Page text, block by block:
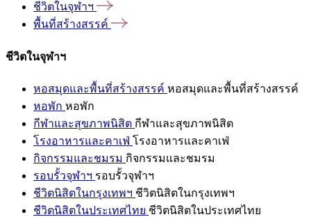
ชีวิตในจุฬาฯ
พื้นที่สร้างสรรค์
ชีวิตในจุฬาฯ
หอสมุดและพื้นที่สร้างสรรค์ หอสมุดและพื้นที่สร้างสรรค์
หอพัก หอพัก
กีฬาและสุขภาพนิสิต กีฬาและสุขภาพนิสิต
โรงอาหารและคาเฟ่ โรงอาหารและคาเฟ่
กิจกรรมและชมรม กิจกรรมและชมรม
รอบรั้วจุฬาฯ รอบรั้วจุฬาฯ
ชีวิตนิสิตในกรุงเทพฯ ชีวิตนิสิตในกรุงเทพฯ
ชีวิตนิสิตในประเทศไทย ชีวิตนิสิตในประเทศไทย